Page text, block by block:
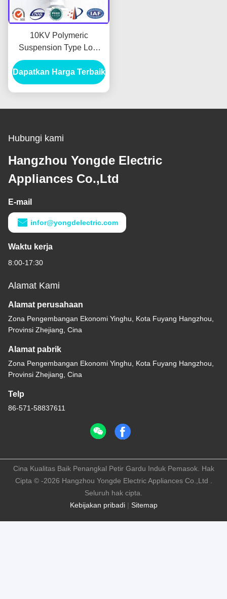
10KV Polymeric
Suspension Type Low
Voltage Insulator untuk
Saluran Transmisi
Dapatkan Harga Terbaik
Hubungi kami
Hangzhou Yongde Electric
Appliances Co.,Ltd
E-mail
infor@yongdelectric.com
Waktu kerja
8:00-17:30
Alamat Kami
Alamat perusahaan
Zona Pengembangan Ekonomi Yinghu, Kota Fuyang Hangzhou,
Provinsi Zhejiang, Cina
Alamat pabrik
Zona Pengembangan Ekonomi Yinghu, Kota Fuyang Hangzhou,
Provinsi Zhejiang, Cina
Telp
86-571-58837611
Kebijakan pribadi| Sitemap
Cina Kualitas Baik Penangkal Petir Gardu Induk Pemasok. Hak
Cipta © -2026 Hangzhou Yongde Electric Appliances Co.,Ltd .
Seluruh hak cipta.